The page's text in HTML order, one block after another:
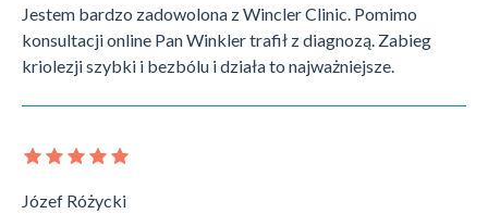
Jestem bardzo zadowolona z Wincler Clinic. Pomimo
konsultacji online Pan Winkler trafił z diagnozą. Zabieg
kriolezji szybki i bezbólu i działa to najważniejsze.
Józef Różycki